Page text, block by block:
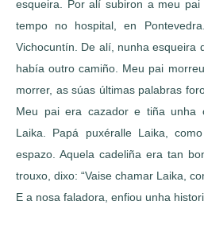
esqueira. Por alí subiron a meu
tempo no hospital, en
Vichocuntín. De alí, nunha esqueira
había outro camiño. Meu pai
morrer, as súas últimas palabras
Meu pai era cazador e tiña unha
Laika. Papá puxéralle Laika,
espazo. Aquela cadeliña era tan
trouxo, dixo: “Vaise chamar Laika,
E a nosa faladora, enfiou unha